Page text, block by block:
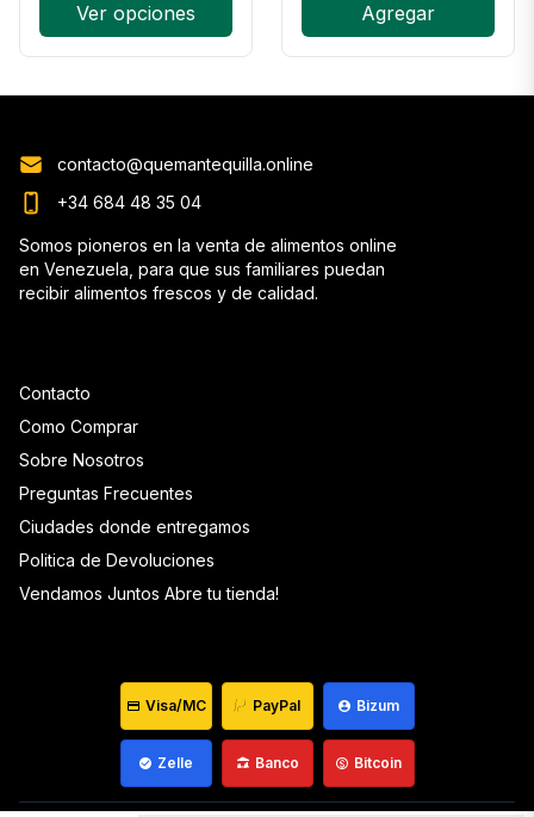
Ver opciones Agregar
Contacto
Como Comprar
Sobre Nosotros
Preguntas Frecuentes
Ciudades donde entregamos
Politica de Devoluciones
Vendamos Juntos Abre tu tienda!
contacto@quemantequilla.online
+34 684 48 35 04
Somos pioneros en la venta de alimentos online
en Venezuela, para que sus familiares puedan
recibir alimentos frescos y de calidad.
Visa/MC PayPal Bizum
Zelle Banco Bitcoin